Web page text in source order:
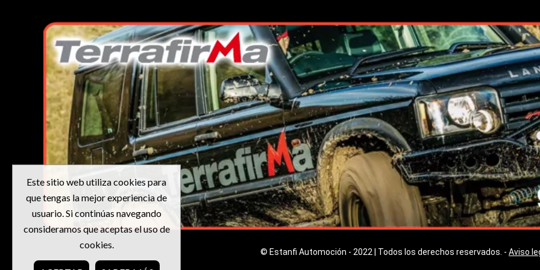
© Estanfi Automoción - 2022 | Todos los derechos reservados. - Aviso
Este sitio web utiliza cookies para
que tengas la mejor experiencia de
usuario. Si continúas navegando
consideramos que aceptas el uso de
cookies.